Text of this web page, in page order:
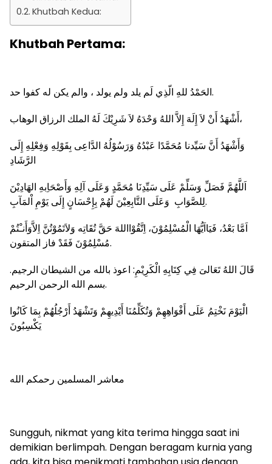
Khutbah Kedua:
Khutbah Pertama:
الحَمْدُ للهِ الّذِي لَم يلد ولم يولد ، والم يكن له كفوا حد.
أَشْهَدُ أَنْ لاَ إِلَهَ إِلاَّ اللهُ وَحْدَهُ لاَ شَرِيْكَ لَهُ الملك الرزاق الوهاب،
وَأَشْهَدُ أَنَّ سَيِّدنا مُحَمَّدًا عَبْدُهُ وَرَسُوْلُهُ الدَّاعِى بِقَوْلِهِ وَفِعْلِهِ إِلَى
الرَّشَادِ
اَللَّهُمَّ فَصَلِّ وَسَلِّمْ عَلَى سَيِّدِنَا مُحَمَّدٍ وَعَلَى آلِهِ وَأَصْحَاِبهِ الهَادِيْنَ
لِلصَّوَابِ وَعَلَى التَّابِعِيْنَ لَهُمْ بِإِحْسَانٍ إِلَى يَوْمِ اْلمَآبِ.
اَمَّا بَعْدُ، فَيَااَيُّهَا الْمُسْلِمُوْنَ، اِتَّقُوْااللهَ حَقَّ تُقَاتِه وَلاَتَمُوْتُنَّ اِلاَّوَأَنـْتُمْ
مُسْلِمُوْنَ فَقَدْ فاز المتقون.
قَالَ اللهُ تَعَالىَ فِي كِتَابِهِ الْكَرِيْمِ: اعوذ بالله من الشيطان الرجيم.
بسم الله الرحمن الرحيم.
الْيَوْمَ نَخْتِمُ عَلَى أَفْوَاهِهِمْ وَتُكَلِّمُنَا أَيْدِيهِمْ وَتَشْهَدُ أَرْجُلُهُمْ بِمَا كَانُوا
يَكْسِبُونَ
معاشر المسلمين رحمكم الله
Sungguh, nikmat yang kita terima hingga saat ini
demikian berlimpah. Dengan beragam kurnia yang